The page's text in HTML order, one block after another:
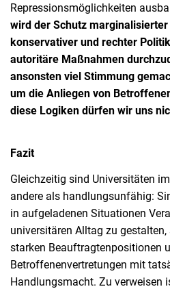
Repressionsmöglichkeiten
wird der Schutz marginalisierter
konservativer und rechter
autoritäre Maßnahmen
ansonsten viel Stimmung
um die Anliegen von
diese Logiken dürfen wir uns
Fazit
Gleichzeitig sind Universitäten
andere als handlungsunfähig:
in aufgeladenen Situationen
universitären Alltag zu
starken Beauftragtenpositionen
Betroffenenvertretungen mit
Handlungsmacht. Zu verweisen